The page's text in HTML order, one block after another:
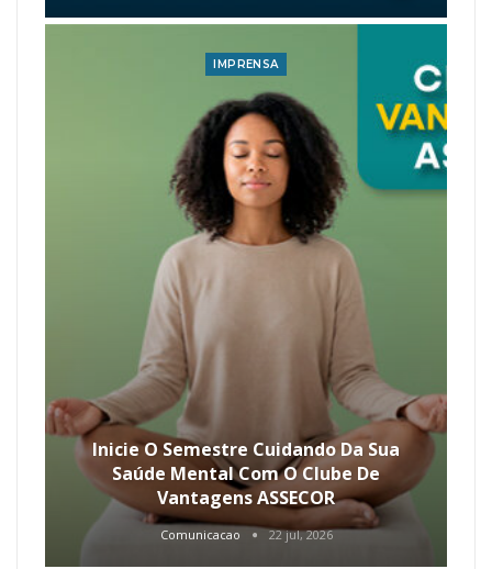
IMPRENSA
Inicie O Semestre Cuidando Da Sua
Saúde Mental Com O Clube De
Vantagens ASSECOR
Comunicacao 22 jul, 2026